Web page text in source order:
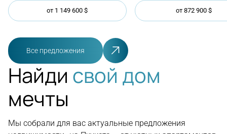
от 1 149 600 $ от 872 900 $
Все предложения
Найди свой дом
мечты
Мы собрали для вас актуальные предложения